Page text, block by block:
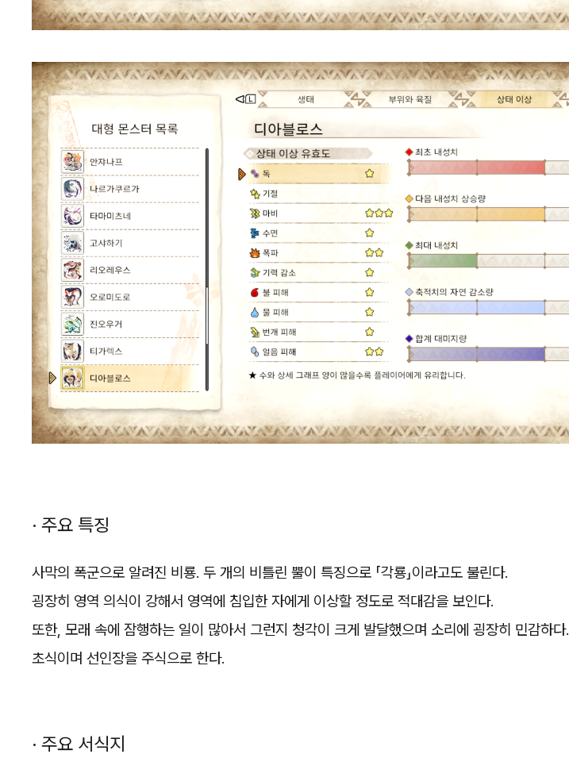
· 주요 특징
사막의 폭군으로 알려진 비룡. 두 개의 비틀린 뿔이 특징으로 「각룡」이라고도 불린다.
굉장히 영역 의식이 강해서 영역에 침입한 자에게 이상할 정도로 적대감을 보인다.
또한, 모래 속에 잠행하는 일이 많아서 그런지 청각이 크게 발달했으며 소리에 굉장히 민감하다.
초식이며 선인장을 주식으로 한다.
· 주요 서식지